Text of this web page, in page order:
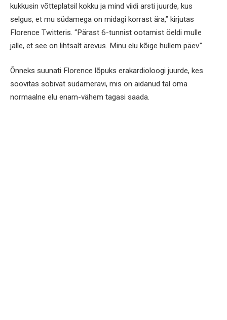
kukkusin võtteplatsil kokku ja mind viidi arsti juurde, kus
selgus, et mu südamega on midagi korrast ära,” kirjutas
Florence Twitteris. “Pärast 6-tunnist ootamist öeldi mulle
jälle, et see on lihtsalt ärevus. Minu elu kõige hullem päev.”
Õnneks suunati Florence lõpuks erakardioloogi juurde, kes
soovitas sobivat südameravi, mis on aidanud tal oma
normaalne elu enam-vähem tagasi saada.